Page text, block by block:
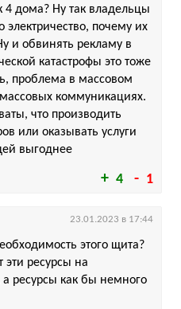
4 1
4 дома? Ну так владельцы
электричество, почему их
и обвинять рекламу в
катастрофы это тоже
проблема в массовом
коммуникациях.
что производить
или оказывать услуги
выгоднее
этого щита?
эти ресурсы на
ресурсы как бы немного
23.01.2023 в 17:44